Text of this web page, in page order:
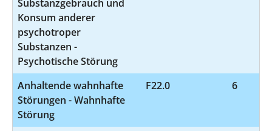
Substanzgebrauch und
Konsum anderer
psychotroper
Substanzen -
Psychotische Störung
Anhaltende wahnhafte
Störungen - Wahnhafte
Störung
F22.0 6